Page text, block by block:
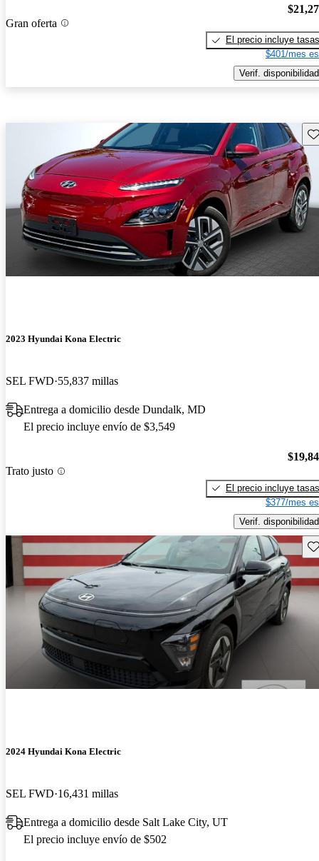
Gran oferta
El precio incluye tasas
$401/mes
Verif. disponibilidad
2023 Hyundai Kona Electric
SEL FWD 55,837 millas
Entrega a domicilio desde Dundalk, MD
El precio incluye envío de $3,549
Trato justo
El precio incluye tasas
$377/mes
Verif. disponibilidad
2024 Hyundai Kona Electric
SEL FWD 16,431 millas
Entrega a domicilio desde Salt Lake City, UT
El precio incluye envío de $502